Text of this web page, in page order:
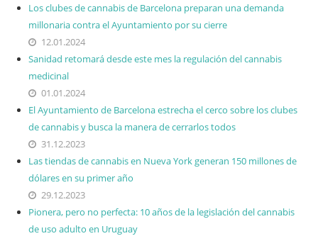
Los clubes de cannabis de Barcelona preparan una demanda
millonaria contra el Ayuntamiento por su cierre
12.01.2024
Sanidad retomará desde este mes la regulación del cannabis
medicinal
01.01.2024
El Ayuntamiento de Barcelona estrecha el cerco sobre los clubes
de cannabis y busca la manera de cerrarlos todos
31.12.2023
Las tiendas de cannabis en Nueva York generan 150 millones de
dólares en su primer año
29.12.2023
Pionera, pero no perfecta: 10 años de la legislación del cannabis
de uso adulto en Uruguay